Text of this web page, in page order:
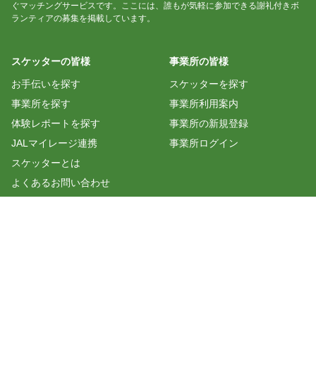
ぐマッチングサービスです。ここには、誰もが気軽に参加できる謝礼付きボ
ランティアの募集を掲載しています。
スケッターの皆様
お手伝いを探す
事業所を探す
体験レポートを探す
JALマイレージ連携
スケッターとは
よくあるお問い合わせ
事業所の皆様
スケッターを探す
事業所利用案内
事業所の新規登録
事業所ログイン